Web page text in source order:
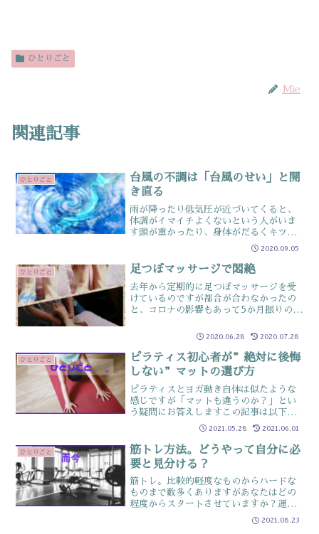
ひとりごと
Mie
関連記事
ひとりごと
台風の不調は「台風のせい」と開
き直る
雨が降ったり低気圧が近づいてくると、
体調がイマイチよくないという人がいま
す頭が重かったり、身体がだるくキツイ
と感じたり…症状はさまざまこれ、単な
る「気のせい」なんかではなく天気によ
って引き起こされる体調不良は「気象
2020.09.05
ひとりごと 足つぼマッサージで悶絶
去年から定期的に足つぼマッサージを受
けているのですが都合が合わなかったの
と、コロナの影響もあって5か月振りの足
り過ぎてどこもかしこも痛く…悶絶定期
ったのですがここまで酷...
2020.06.28 2020.07.28
ひとりごと
ピラティス初心者が”絶対に後悔
しない”マットの選び方
ピラティスとヨガ動き自体は似たような
感じですが「マットも違うのか？」とい
う疑問にお答えしますこの記事は以下の
ような人にオススメ!! ☑ピラティスを始
めるけどマットはどれを買うべき？と悩
んでいる人 ☑買ったけれど「これを使
っていいのか」と悩ん...
2021.05.28 2021.06.01
ひとりごと
筋トレ方法。どうやって自分に必
要と見分ける？
筋トレ。比較的軽度なものからハードな
ものまで数多くありますがあなたはどの
程度からスタートさせていますか？運動
経験ある人は、強度の強弱を基準に選び
ガチしかし、実は強度よりも重要なのは
2021.08.23